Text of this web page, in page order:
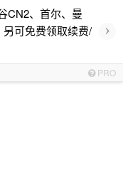
CN2、首尔、曼
可免费领取续费/
›
PRO